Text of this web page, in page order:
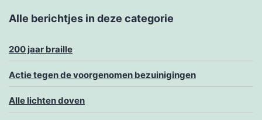
Alle berichtjes in deze categorie
200 jaar braille
Actie tegen de voorgenomen bezuinigingen
Alle lichten doven